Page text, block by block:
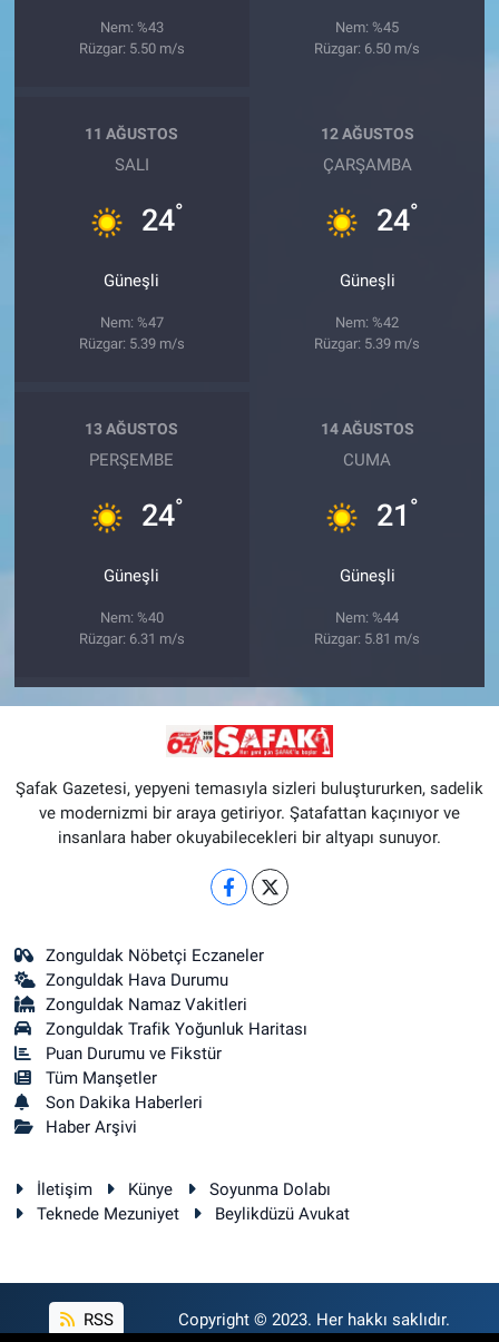
Nem: %43
Rüzgar: 5.50 m/s
Nem: %45
Rüzgar: 6.50 m/s
11 AĞUSTOS
SALI
24°
Güneşli
Nem: %47
Rüzgar: 5.39 m/s
12 AĞUSTOS
ÇARŞAMBA
24°
Güneşli
Nem: %42
Rüzgar: 5.39 m/s
13 AĞUSTOS
PERŞEMBE
24°
Güneşli
Nem: %40
Rüzgar: 6.31 m/s
14 AĞUSTOS
CUMA
21 °
Güneşli
Nem: %44
Rüzgar: 5.81 m/s
Şafak Gazetesi, yepyeni temasıyla sizleri buluştururken, sadelik
ve modernizmi bir araya getiriyor. Şatafattan kaçınıyor ve
insanlara haber okuyabilecekleri bir altyapı sunuyor.
Zonguldak Nöbetçi Eczaneler
Zonguldak Hava Durumu
Zonguldak Namaz Vakitleri
Zonguldak Trafik Yoğunluk Haritası
Puan Durumu ve Fikstür
Tüm Manşetler
Son Dakika Haberleri
Haber Arşivi
İletişim Künye
Soyunma Dolabı
Teknede Mezuniyet
Beylikdüzü Avukat
RSS Copyright © 2023. Her hakkı saklıdır.